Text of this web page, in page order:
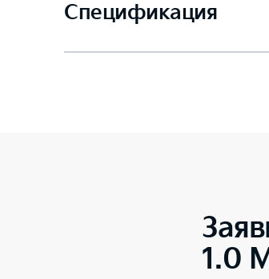
Спецификация
1.0